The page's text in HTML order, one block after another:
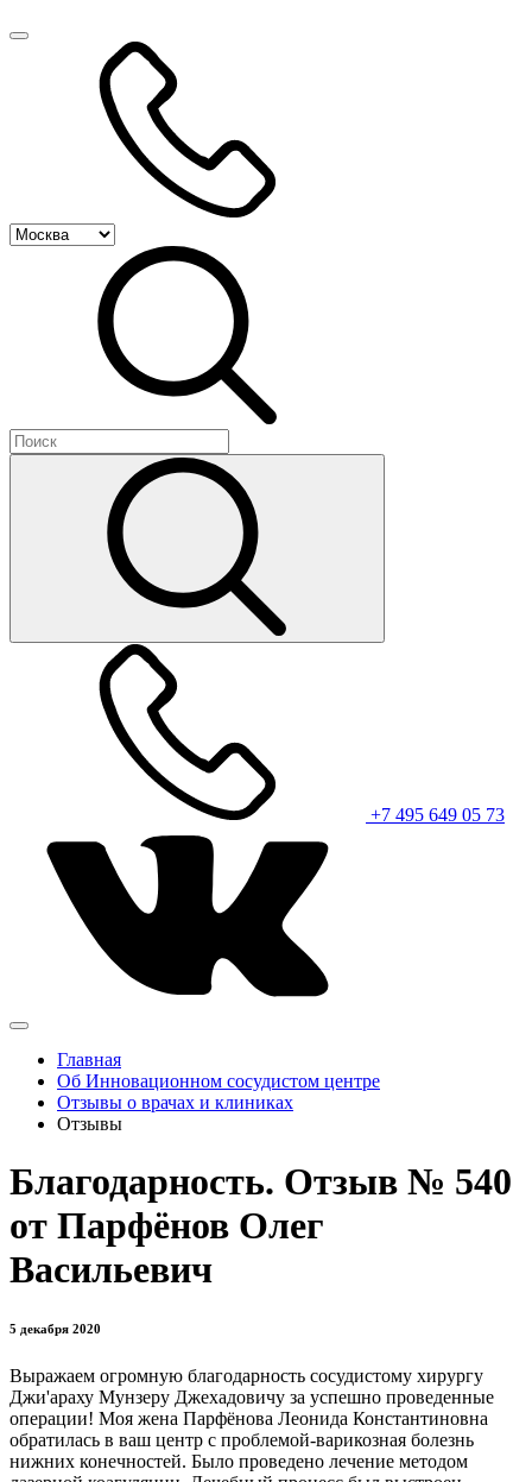
+7 495 649 05 73
Главная
Об Инновационном сосудистом центре
Отзывы о врачах и клиниках
Отзывы
Благодарность. Отзыв № 540
от Парфёнов Олег
Васильевич
5 декабря 2020
Выражаем огромную благодарность сосудистому хирургу
Джи'араху Мунзеру Джехадовичу за успешно проведенные
операции! Моя жена Парфёнова Леонида Константиновна
обратилась в ваш центр с проблемой-варикозная болезнь
нижних конечностей. Было проведено лечение методом